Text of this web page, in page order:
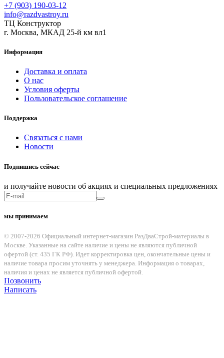
+7 (903) 190-03-12
info@razdvastroy.ru
ТЦ Конструктор
г. Москва, МКАД 25-й км вл1
Информация
Доставка и оплата
О нас
Условия оферты
Пользовательское соглашение
Поддержка
Связаться с нами
Новости
Подпишись сейчас
и получайте новости об акциях и специальных предложениях
мы принимаем
© 2007-2026 Официальный интернет-магазин РазДваСтрой-материалы в
Москве. Указанные на сайте наличие и цены не являются публичной
офертой (ст. 435 ГК РФ). Идет корректировка цен, окончательные цены и
наличие товара просим уточнять у менеджера. Информация о товарах,
наличия и ценах не является публичной офертой.
Позвонить
Написать